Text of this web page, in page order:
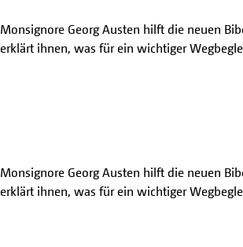
Monsignore Georg Austen hilft die neuen
erklärt ihnen, was für ein wichtiger
Monsignore Georg Austen hilft die neuen
erklärt ihnen, was für ein wichtiger